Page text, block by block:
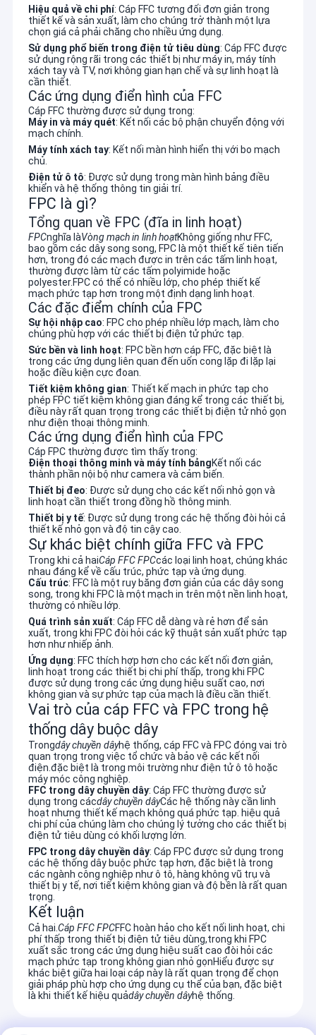
Trang Chủ
Các sản phẩm
Hiệu quả về chi phí: Cáp FFC tương đối đơn giản trong
thiết kế và sản xuất, làm cho chúng trở thành một lựa
chọn giá cả phải chăng cho nhiều ứng dụng.
Sử dụng phổ biến trong điện tử tiêu dùng: Cáp FFC được
sử dụng rộng rãi trong các thiết bị như máy in, máy tính
xách tay và TV, nơi không gian hạn chế và sự linh hoạt là
cần thiết.
Các ứng dụng điển hình của FFC
Cáp FFC thường được sử dụng trong:
Máy in và máy quét: Kết nối các bộ phận chuyển động với
mạch chính.
Máy tính xách tay: Kết nối màn hình hiển thị với bo mạch
chủ.
Điện tử ô tô: Được sử dụng trong màn hình bảng điều
khiển và hệ thống thông tin giải trí.
FPC là gì?
Tổng quan về FPC (đĩa in linh hoạt)
FPCnghĩa làVòng mạch in linh hoạtKhông giống như FFC,
bao gồm các dây song song, FPC là một thiết kế tiên tiến
hơn, trong đó các mạch được in trên các tấm linh hoạt,
thường được làm từ các tấm polyimide hoặc
polyester.FPC có thể có nhiều lớp, cho phép thiết kế
mạch phức tạp hơn trong một định dạng linh hoạt.
Các đặc điểm chính của FPC
Sự hội nhập cao: FPC cho phép nhiều lớp mạch, làm cho
chúng phù hợp với các thiết bị điện tử phức tạp.
Sức bền và linh hoạt: FPC bền hơn cáp FFC, đặc biệt là
trong các ứng dụng liên quan đến uốn cong lặp đi lặp lại
hoặc điều kiện cực đoan.
Tiết kiệm không gian: Thiết kế mạch in phức tạp cho
phép FPC tiết kiệm không gian đáng kể trong các thiết bị,
điều này rất quan trọng trong các thiết bị điện tử nhỏ gọn
như điện thoại thông minh.
Các ứng dụng điển hình của FPC
Cáp FPC thường được tìm thấy trong:
Điện thoại thông minh và máy tính bảngKết nối các
thành phần nội bộ như camera và cảm biến.
Thiết bị đeo: Được sử dụng cho các kết nối nhỏ gọn và
linh hoạt cần thiết trong đồng hồ thông minh.
Thiết bị y tế: Được sử dụng trong các hệ thống đòi hỏi cả
thiết kế nhỏ gọn và độ tin cậy cao.
Sự khác biệt chính giữa FFC và FPC
Trong khi cả haiCáp FFC FPCcác loại linh hoạt, chúng khác
nhau đáng kể về cấu trúc, phức tạp và ứng dụng.
Cấu trúc: FFC là một ruy băng đơn giản của các dây song
song, trong khi FPC là một mạch in trên một nền linh hoạt,
thường có nhiều lớp.
Quá trình sản xuất: Cáp FFC dễ dàng và rẻ hơn để sản
xuất, trong khi FPC đòi hỏi các kỹ thuật sản xuất phức tạp
hơn như nhiếp ảnh.
Ứng dụng: FFC thích hợp hơn cho các kết nối đơn giản,
linh hoạt trong các thiết bị chi phí thấp, trong khi FPC
được sử dụng trong các ứng dụng hiệu suất cao, nơi
không gian và sự phức tạp của mạch là điều cần thiết.
Vai trò của cáp FFC và FPC trong hệ
thống dây buộc dây
Trongdây chuyền dâyhệ thống, cáp FFC và FPC đóng vai trò
quan trọng trong việc tổ chức và bảo vệ các kết nối
điện.đặc biệt là trong môi trường như điện tử ô tô hoặc
máy móc công nghiệp.
FFC trong dây chuyền dây: Cáp FFC thường được sử
dụng trong cácdây chuyền dâyCác hệ thống này cần linh
hoạt nhưng thiết kế mạch không quá phức tạp. hiệu quả
chi phí của chúng làm cho chúng lý tưởng cho các thiết bị
điện tử tiêu dùng có khối lượng lớn.
FPC trong dây chuyền dây: Cáp FPC được sử dụng trong
các hệ thống dây buộc phức tạp hơn, đặc biệt là trong
các ngành công nghiệp như ô tô, hàng không vũ trụ và
thiết bị y tế, nơi tiết kiệm không gian và độ bền là rất quan
trọng.
Kết luận
Cả hai.Cáp FFC FPCFFC hoàn hảo cho kết nối linh hoạt, chi
phí thấp trong thiết bị điện tử tiêu dùng,trong khi FPC
xuất sắc trong các ứng dụng hiệu suất cao đòi hỏi các
mạch phức tạp trong không gian nhỏ gọnHiểu được sự
khác biệt giữa hai loại cáp này là rất quan trọng để chọn
giải pháp phù hợp cho ứng dụng cụ thể của bạn, đặc biệt
là khi thiết kế hiệu quảdây chuyền dâyhệ thống.
Zhangjiagang RY Electronic CO., LTD (www.cable-antenna.com)
Được thành lập vào năm 2016, tập trung vào thiết kế và sản
xuất các sản phẩm cáp và anten truyền thông.